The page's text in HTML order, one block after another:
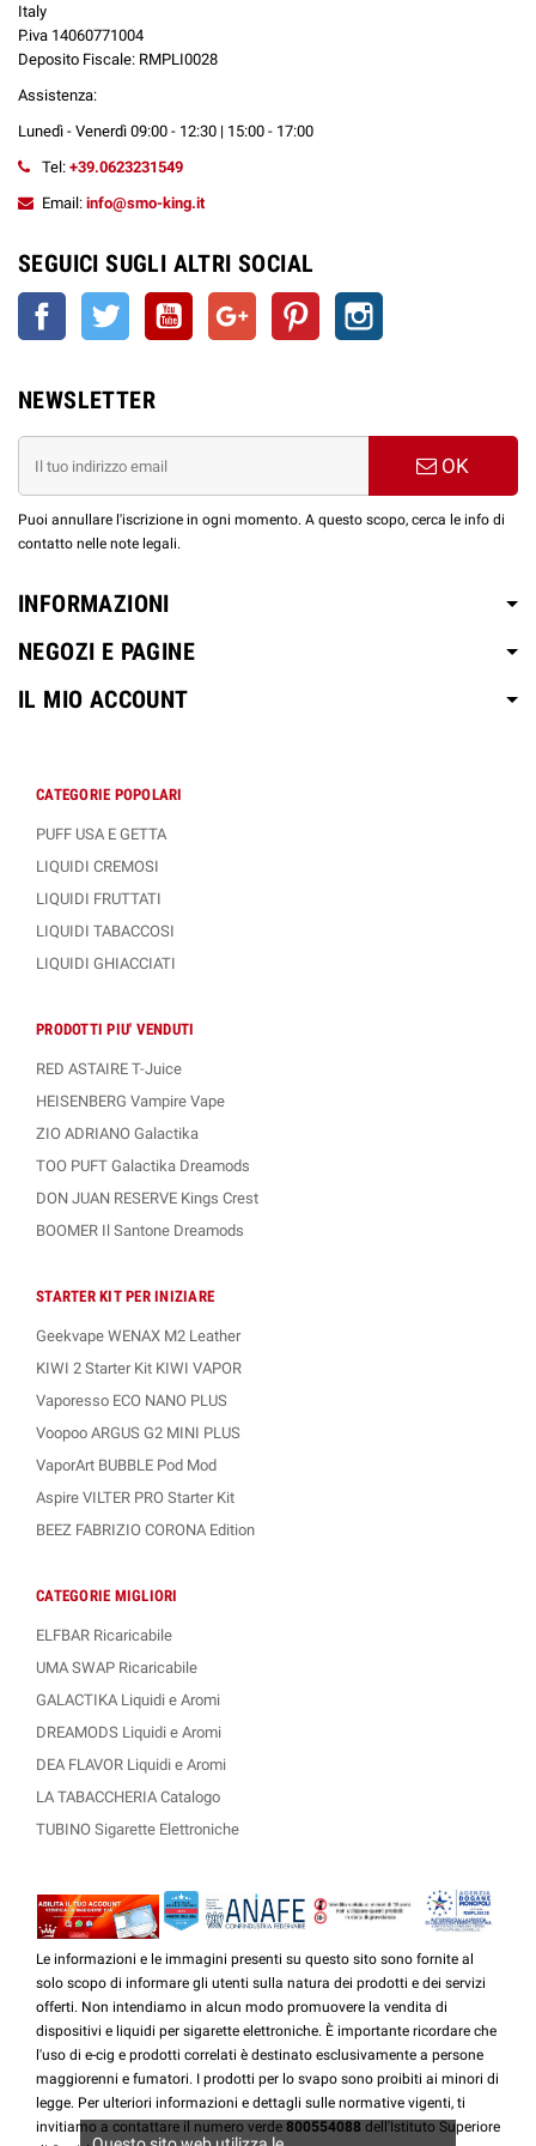
fondamentali per mantenere la bontà del sapore e la resa aromatica.
Facilità di sostituzione:Ricambi semplici da installare per garantire
un’esperienza di svapo senza complicazioni.
RICAMBI LION POD LA TABACCHERIA
prolungare la vita del tuo dispositivo e godere del massimo sapore ad ogni
svapata. Compatibili con:
ATTENZIONE : Per motivi igienico-sanitari e di normativa vigente, i prodotti hardware
comeresistenze, cartucce, pod e serbatoi vuotinon possono essere restituiti una
Italy
P.iva 14060771004
Deposito Fiscale: RMPLI0028
Assistenza:
Lunedì - Venerdì 09:00 - 12:30 | 15:00 - 17:00
Tel: +39.0623231549
Email: info@smo-king.it
SEGUICI SUGLI ALTRI SOCIAL
Facebook Twitter YouTube Google+ Pinterest
NEWSLETTER
OK
Puoi annullare l'iscrizione in ogni momento. A questo scopo, cerca le info di
contatto nelle note legali.
INFORMAZIONI
NEGOZI E PAGINE
IL MIO ACCOUNT
CATEGORIE POPOLARI
PUFF USA E GETTA
LIQUIDI CREMOSI
LIQUIDI FRUTTATI
LIQUIDI TABACCOSI
LIQUIDI GHIACCIATI
PRODOTTI PIU' VENDUTI
RED ASTAIRE T-Juice
HEISENBERG Vampire Vape
ZIO ADRIANO Galactika
TOO PUFT Galactika Dreamods
DON JUAN RESERVE Kings Crest
BOOMER Il Santone Dreamods
STARTER KIT PER INIZIARE
Geekvape WENAX M2 Leather
KIWI 2 Starter Kit KIWI VAPOR
Vaporesso ECO NANO PLUS
Voopoo ARGUS G2 MINI PLUS
VaporArt BUBBLE Pod Mod
Aspire VILTER PRO Starter Kit
BEEZ FABRIZIO CORONA Edition
CATEGORIE MIGLIORI
ELFBAR Ricaricabile
UMA SWAP Ricaricabile
GALACTIKA Liquidi e Aromi
DREAMODS Liquidi e Aromi
DEA FLAVOR Liquidi e Aromi
LA TABACCHERIA Catalogo
TUBINO Sigarette Elettroniche
Le informazioni e le immagini presenti su questo sito sono fornite al
solo scopo di informare gli utenti sulla natura dei prodotti e dei servizi
offerti. Non intendiamo in alcun modo promuovere la vendita di
dispositivi e liquidi per sigarette elettroniche. È importante ricordare che
l'uso di e-cig e prodotti correlati è destinato esclusivamente a persone
maggiorenni e fumatori. I prodotti per lo svapo sono proibiti ai minori di
legge. Per ulteriori informazioni e dettagli sulle normative vigenti, ti
invitiamo a contattare il numero verde 800554088 dell'Istituto Superiore